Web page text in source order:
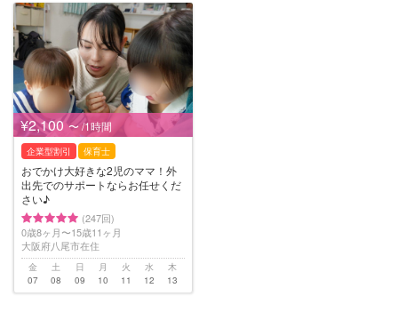
¥2,100 〜 /1時間
企業型割引 保育士
おでかけ大好きな2児のママ！外
出先でのサポートならお任せくだ
さい♪
(247回)
0歳8ヶ月〜15歳11ヶ月
大阪府八尾市在住
金
07
土
08
日
09
月
10
火
11
水
12
木
13